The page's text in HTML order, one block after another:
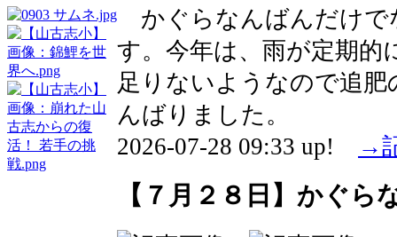
かぐらなんばんだけで
す。今年は、雨が定期的
足りないようなので追
んばりました。
2026-07-28 09:33 up!
→
【７月２８日】かぐら